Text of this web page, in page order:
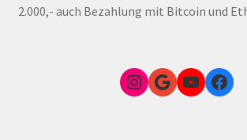
2.000,- auch Bezahlung mit Bitcoin und
Instagram
Google Link zum FunShop WienYouTube